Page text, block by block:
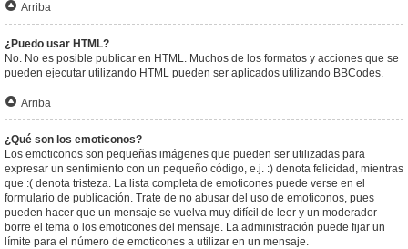
Arriba
¿Puedo usar HTML?
No. No es posible publicar en HTML. Muchos de los formatos y acciones que se
pueden ejecutar utilizando HTML pueden ser aplicados utilizando BBCodes.
Arriba
¿Qué son los emoticonos?
Los emoticonos son pequeñas imágenes que pueden ser utilizadas para
expresar un sentimiento con un pequeño código, e.j. :) denota felicidad, mientras
que :( denota tristeza. La lista completa de emoticones puede verse en el
formulario de publicación. Trate de no abusar del uso de emoticonos, pues
pueden hacer que un mensaje se vuelva muy difícil de leer y un moderador
borre el tema o los emoticones del mensaje. La administración puede fijar un
límite para el número de emoticones a utilizar en un mensaje.